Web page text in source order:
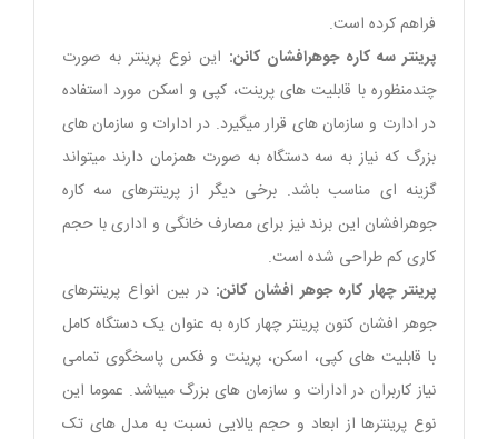
فراهم کرده است.
پرینتر سه کاره جوهرافشان کانن: این نوع پرینتر به صورت
چندمنظوره با قابلیت های پرینت، کپی و اسکن مورد استفاده
در ادارت و سازمان های قرار میگیرد. در ادارات و سازمان های
بزرگ که نیاز به سه دستگاه به صورت همزمان دارند میتواند
گزینه ای مناسب باشد. برخی دیگر از پرینترهای سه کاره
جوهرافشان این برند نیز برای مصارف خانگی و اداری با حجم
کاری کم طراحی شده است.
پرینتر چهار کاره جوهر افشان کانن: در بین انواع پرینترهای
جوهر افشان کنون پرینتر چهار کاره به عنوان یک دستگاه کامل
با قابلیت های کپی، اسکن، پرینت و فکس پاسخگوی تمامی
نیاز کاربران در ادارات و سازمان های بزرگ میباشد. عموما این
نوع پرینترها از ابعاد و حجم یالایی نسبت به مدل های تک